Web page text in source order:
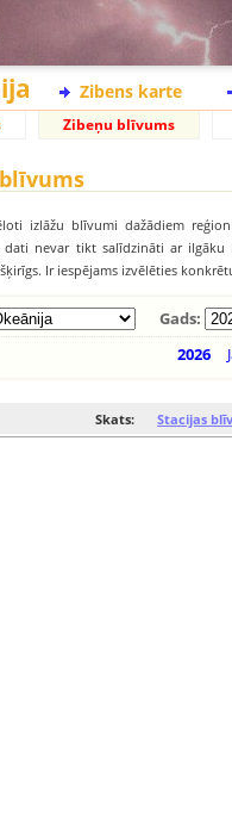
Zibens karte
Zibeņu blīvums
izlāžu blīvumi dažādiem
dati nevar tikt salīdzināti ar ilgāku
Ir iespējams izvēlēties
Gads:
2026
Skats: Stacijas